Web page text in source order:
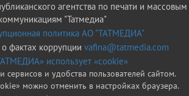
агентства по печати и массовым
"Татмедиа"
политика АО "ТАТМЕДИА"
фактах коррупции vafina@tatmedia.com
использует «cookie»
сервисов и удобства пользователей сайтом.
можно отменить в настройках браузера.